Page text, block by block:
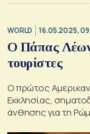
WORLD 16.05.2025,
Ο Πάπας Λέων ΙΔ΄ φέρνει
τουρίστες
O πρώτος
Εκκλησίας,
άνθησης για τη